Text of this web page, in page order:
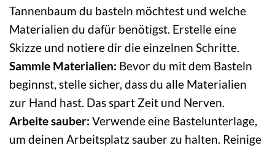
Tannenbaum du basteln möchtest und welche
Materialien du dafür benötigst. Erstelle eine
Skizze und notiere dir die einzelnen Schritte.
Sammle Materialien: Bevor du mit dem Basteln
beginnst, stelle sicher, dass du alle Materialien
zur Hand hast. Das spart Zeit und Nerven.
Arbeite sauber: Verwende eine Bastelunterlage,
um deinen Arbeitsplatz sauber zu halten. Reinige